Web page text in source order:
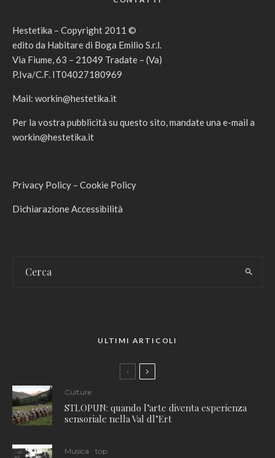
Hestetika – Copyright 2011 ©
edito da Habitare di Boga Emilio S.r.l.
Via Fiume, 63 – 21049 Tradate – (Va)
P.Iva/C.F. IT04027180969
Mail: workin@hestetika.it
Per la vostra pubblicità su questo sito, mandate una e-mail a
workin@hestetika.it
Privacy Policy – Cookie Policy
Dichiarazione Accessibilità
ULTIMI ARTICOLI
Culture
STLOPUN: quando l’arte diventa esperienza
sensoriale nella Val dl’Ert
Musica top